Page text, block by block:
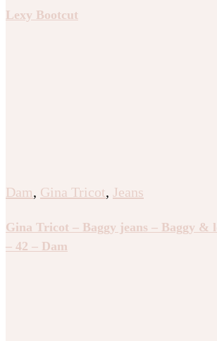
Lexy Bootcut
Dam, Gina Tricot, Jeans
Gina Tricot – Baggy jeans – Baggy &
– 42 – Dam